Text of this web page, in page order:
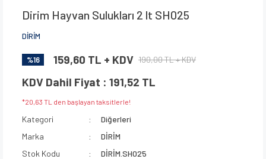
Dirim Hayvan Sulukları 2 lt SH025
DİRİM
%16 159,60 TL + KDV 190,00 TL + KDV
KDV Dahil Fiyat : 191,52 TL
*20,63 TL den başlayan taksitlerle!
Kategori
Diğerleri
Marka
DİRİM
Stok Kodu
DİRİM.SH025